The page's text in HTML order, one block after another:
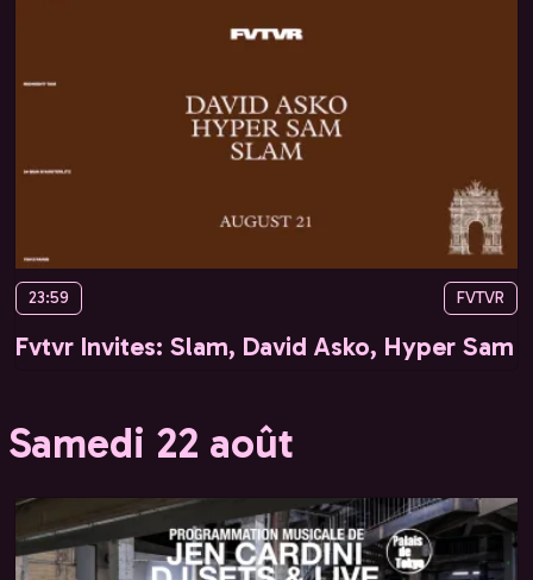
23:59 FVTVR
Fvtvr Invites: Slam, David Asko, Hyper Sam
Samedi 22 août